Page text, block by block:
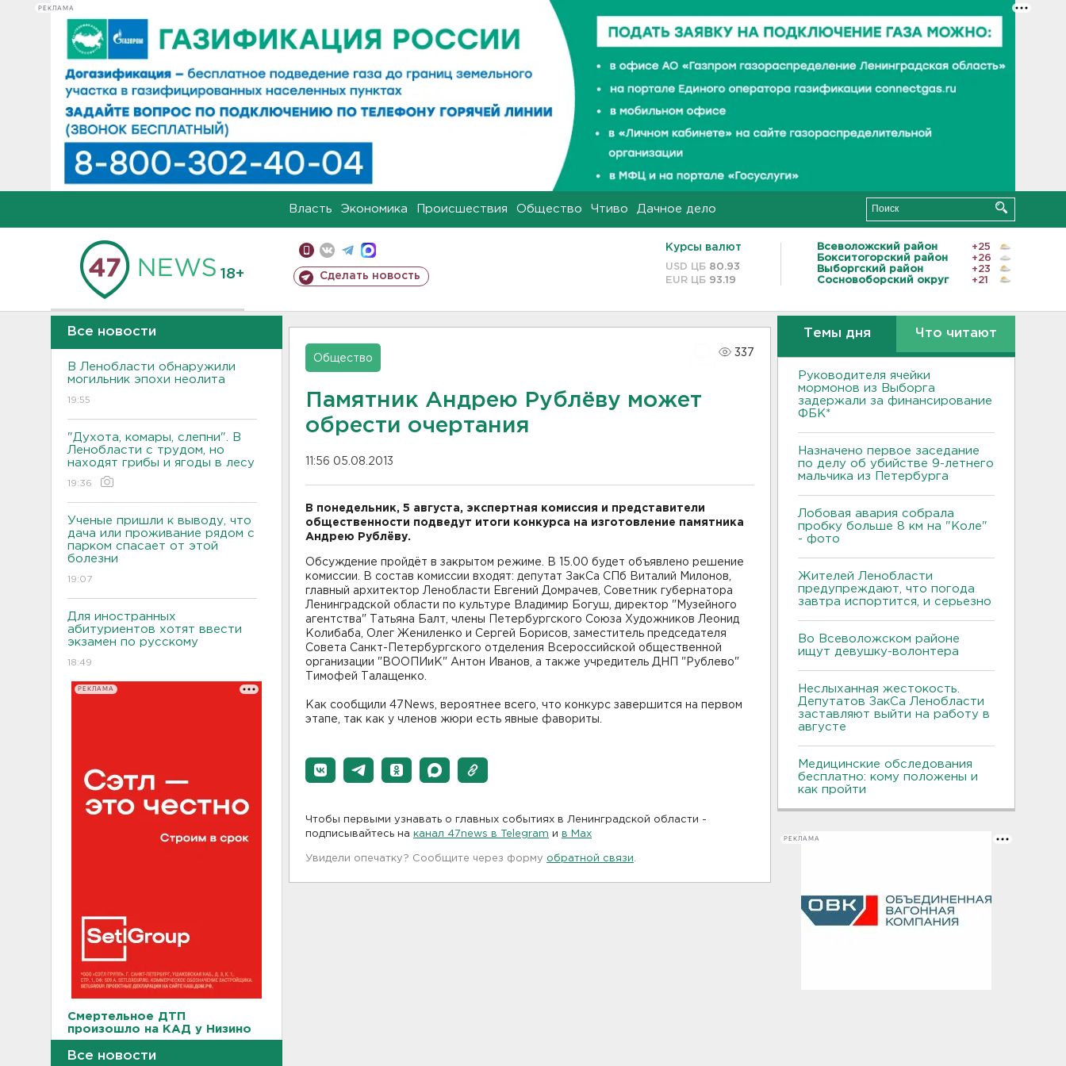
РЕКЛАМА
Власть Экономика Происшествия Общество Чтиво Дачное дело
18+ Сделать новость
Курсы валют
USD ЦБ 80.93
EUR ЦБ 93.19
Всеволожский район
+25
Бокситогорский район
+26
Выборгский район
+23
Сосновоборский округ
+21
Все новости
В Ленобласти обнаружили
могильник эпохи неолита
19:55
"Духота, комары, слепни". В
Ленобласти с трудом, но
находят грибы и ягоды в лесу
19:36
Ученые пришли к выводу, что
дача или проживание рядом с
парком спасает от этой
болезни
19:07
Для иностранных
абитуриентов хотят ввести
экзамен по русскому
18:49
РЕКЛАМА
Смертельное ДТП
произошло на КАД у Низино
18:23
Все новости
Общество
337
Памятник Андрею Рублёву может
обрести очертания
11:56 05.08.2013
В понедельник, 5 августа, экспертная комиссия и представители
общественности подведут итоги конкурса на изготовление памятника
Андрею Рублёву.
Обсуждение пройдёт в закрытом режиме. В 15.00 будет объявлено решение
комиссии. В состав комиссии входят: депутат ЗакСа СПб Виталий Милонов,
главный архитектор Ленобласти Евгений Домрачев, Советник губернатора
Ленинградской области по культуре Владимир Богуш, директор "Музейного
агентства" Татьяна Балт, члены Петербургского Союза Художников Леонид
Колибаба, Олег Жениленко и Сергей Борисов, заместитель председателя
Совета Санкт-Петербургского отделения Всероссийской общественной
организации "ВООПИиК" Антон Иванов, а также учредитель ДНП "Рублево"
Тимофей Талащенко.
Как сообщили 47News, вероятнее всего, что конкурс завершится на первом
этапе, так как у членов жюри есть явные фавориты.
Чтобы первыми узнавать о главных событиях в Ленинградской области -
подписывайтесь на канал 47news в Telegram и в Maх
Увидели опечатку? Сообщите через форму обратной связи
Темы дня Что читают
Руководителя ячейки
мормонов из Выборга
задержали за финансирование
ФБК*
Назначено первое заседание
по делу об убийстве 9-летнего
мальчика из Петербурга
Лобовая авария собрала
пробку больше 8 км на "Коле"
- фото
Жителей Ленобласти
предупреждают, что погода
завтра испортится, и серьезно
Во Всеволожском районе
ищут девушку-волонтера
Неслыханная жестокость.
Депутатов ЗакСа Ленобласти
заставляют выйти на работу в
августе
Медицинские обследования
бесплатно: кому положены и
как пройти
РЕКЛАМА